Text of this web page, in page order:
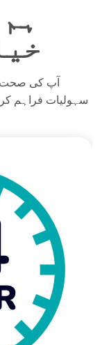
سہولیات فراہم